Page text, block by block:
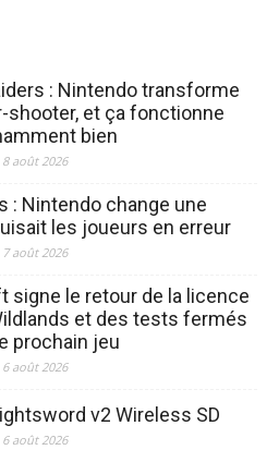
: Nintendo transforme
shooter, et ça fonctionne
bien
8 août 2026
: Nintendo change une
les joueurs en erreur
7 août 2026
signe le retour de la licence
et des tests fermés
prochain jeu
6 août 2026
v2 Wireless SD
6 août 2026